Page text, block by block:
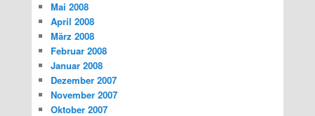
Mai 2008
April 2008
März 2008
Februar 2008
Januar 2008
Dezember 2007
November 2007
Oktober 2007